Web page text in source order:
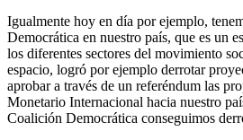
Igualmente hoy en día por ejemplo,
Democrática en nuestro país, que es un
los diferentes sectores del movimiento
espacio, logró por ejemplo derrotar
aprobar a través de un referéndum las
Monetario Internacional hacia nuestro
Coalición Democrática conseguimos